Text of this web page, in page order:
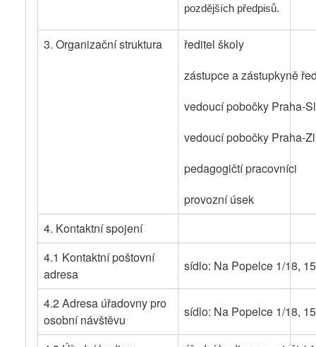
pozdějších předpisů.
3. Organizační struktura
ředitel školy
zástupce a zástupkyně
vedoucí pobočky Praha-
vedoucí pobočky Praha-
pedagogičtí pracovníci
provozní úsek
4. Kontaktní spojení
4.1 Kontaktní poštovní
adresa
sídlo: Na Popelce 1/18,
4.2 Adresa úřadovny pro
osobní návštěvu
sídlo: Na Popelce 1/18,